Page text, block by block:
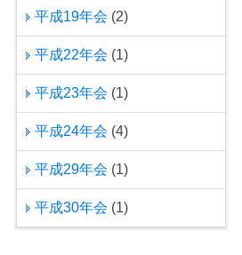
平成19年会 (2)
平成22年会 (1)
平成23年会 (1)
平成24年会 (4)
平成29年会 (1)
平成30年会 (1)